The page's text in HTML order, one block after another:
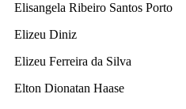
Elisangela Ribeiro Santos Porto
Elizeu Diniz
Elizeu Ferreira da Silva
Elton Dionatan Haase